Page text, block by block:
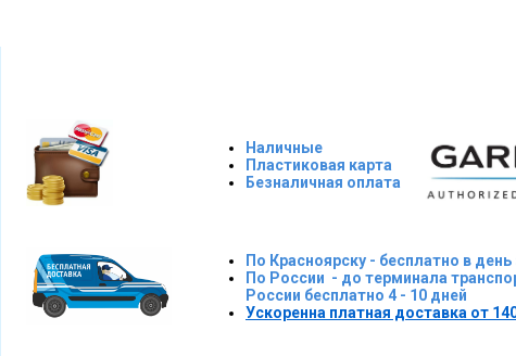
Наличные
Пластиковая карта
Безналичная оплата
По Красноярску - бесплатно в день
По России - до терминала
России бесплатно 4 - 10 дней
Ускоренна платная доставка от